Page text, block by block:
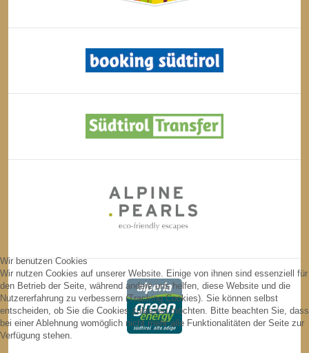
Wir benutzen Cookies
Wir nutzen Cookies auf unserer Website. Einige von ihnen sind essenziell für
den Betrieb der Seite, während andere uns helfen, diese Website und die
Nutzererfahrung zu verbessern (Tracking Cookies). Sie können selbst
entscheiden, ob Sie die Cookies zulassen möchten. Bitte beachten Sie, dass
bei einer Ablehnung womöglich nicht mehr alle Funktionalitäten der Seite zur
Verfügung stehen.